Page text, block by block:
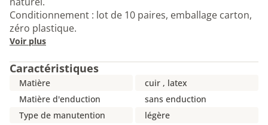
Conditionnement : lot de 10 paires, emballage carton,
zéro plastique.
Voir plus
Caractéristiques
Matière
cuir , latex
Matière d'enduction
sans enduction
Type de manutention
légère